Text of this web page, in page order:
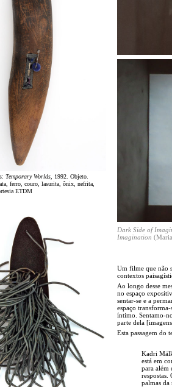
Temporary Worlds , 1992. Objeto.
ferro, couro, lasurita, ônix, nefrita,
ETDM
Dark Side of
Imagination
Um filme que não
contextos
Ao longo desse
no espaço
sentar-se e a
espaço
íntimo. Sentamo-
parte dela
Esta passagem do
Kadri
está em
para além
respostas.
palmas da